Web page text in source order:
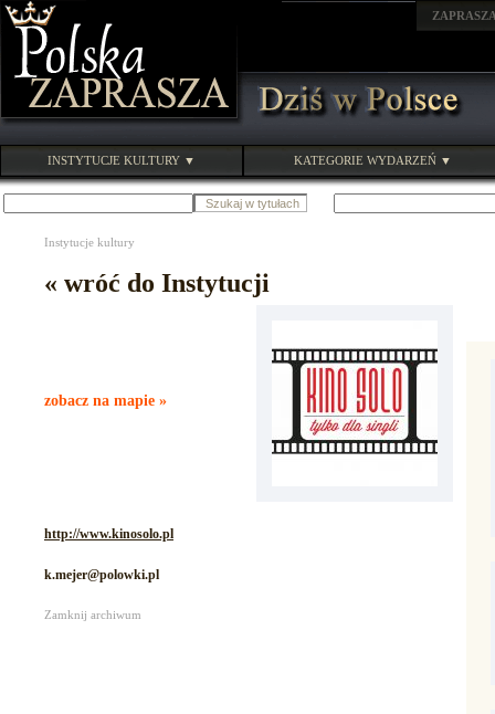
INSTYTUCJE KULTURY ▼ KATEGORIE WYDARZEŃ ▼
Instytucje kultury
« wróć do Instytucji
zobacz na mapie »
http://www.kinosolo.pl
k.mejer@polowki.pl
Zamknij archiwum